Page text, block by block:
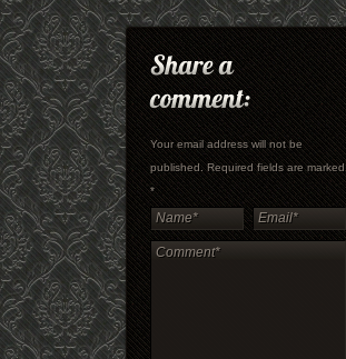
Your email address will not be
published. Required fields are marked
*